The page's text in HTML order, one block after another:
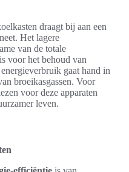
draagt bij aan een
Het lagere
van de totale
voor het behoud van
gaat hand in
broeikasgassen. Voor
voor deze apparaten
leven.